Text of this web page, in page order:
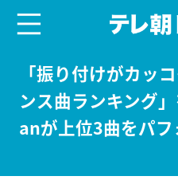
「振り付けがカッ
ンス曲ランキング
anが上位3曲をパフ